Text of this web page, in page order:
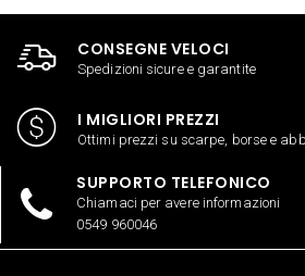
CONSEGNE VELOCI
Spedizioni sicure e garantite
I MIGLIORI PREZZI
Ottimi prezzi su scarpe, borse e
SUPPORTO TELEFONICO
Chiamaci per avere informazioni
0549 960046